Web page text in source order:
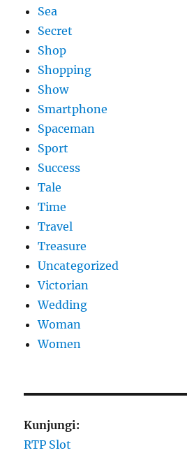
Sea
Secret
Shop
Shopping
Show
Smartphone
Spaceman
Sport
Success
Tale
Time
Travel
Treasure
Uncategorized
Victorian
Wedding
Woman
Women
Kunjungi:
RTP Slot